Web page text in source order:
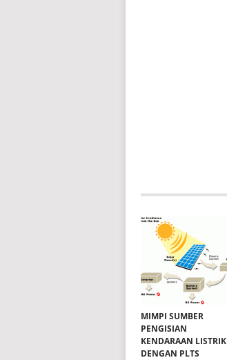
MIMPI SUMBER
PENGISIAN
KENDARAAN LISTRIK
DENGAN PLTS